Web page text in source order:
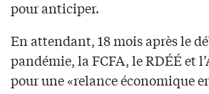
pour anticiper.
En attendant, 18 mois après le
pandémie, la FCFA, le RDÉÉ et
pour une «relance économique